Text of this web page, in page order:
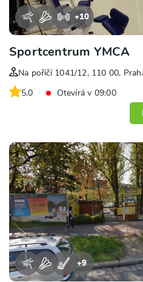
+10
Sportcentrum YMCA
Na poříčí 1041/12, 110 00,
5.0
Otevírá v 09:00
+9